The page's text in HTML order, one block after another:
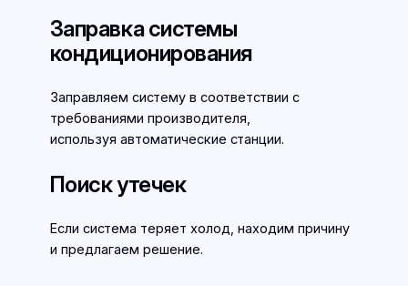
Заправка системы
кондиционирования
Заправляем систему в соответствии с
требованиями производителя,
используя автоматические станции.
Поиск утечек
Если система теряет холод, находим причину
и предлагаем решение.